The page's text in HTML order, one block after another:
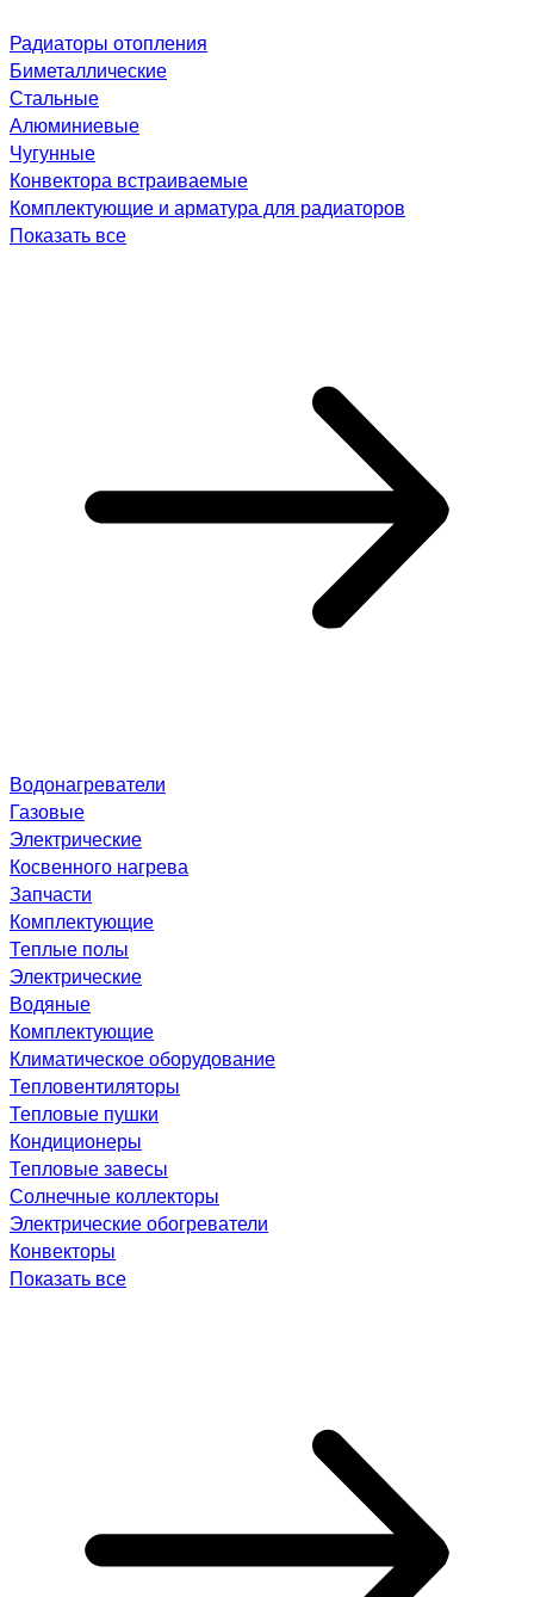
Радиаторы отопления
Биметаллические
Стальные
Алюминиевые
Чугунные
Конвектора встраиваемые
Комплектующие и арматура для радиаторов
Показать все
Водонагреватели
Газовые
Электрические
Косвенного нагрева
Запчасти
Комплектующие
Теплые полы
Электрические
Водяные
Комплектующие
Климатическое оборудование
Тепловентиляторы
Тепловые пушки
Кондиционеры
Тепловые завесы
Солнечные коллекторы
Электрические обогреватели
Конвекторы
Показать все